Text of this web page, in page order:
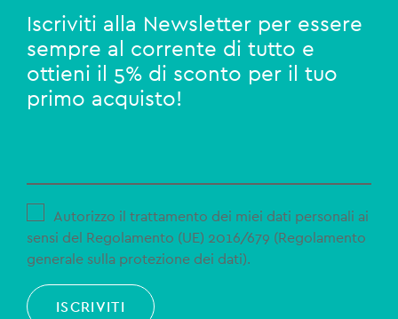
Iscriviti alla Newsletter per essere
sempre al corrente di tutto e
ottieni il 5% di sconto per il tuo
primo acquisto!
Autorizzo il trattamento dei miei dati personali ai
sensi del Regolamento (UE) 2016/679 (Regolamento
generale sulla protezione dei dati).
ISCRIVITI